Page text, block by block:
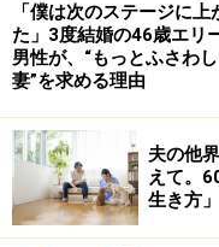
「僕は次のステージに上
た」3度結婚の46歳エリ
男性が、“もっとふさわ
妻”を求める理由
夫の他
えて。
生き方」